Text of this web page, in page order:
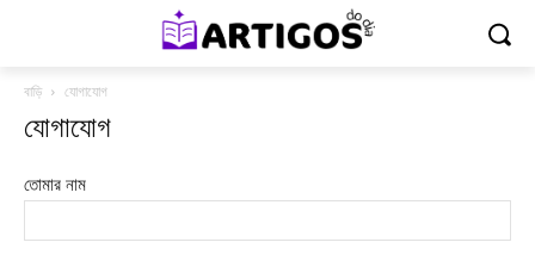
বাড়ি যোগাযোগ
যোগাযোগ
তোমার নাম